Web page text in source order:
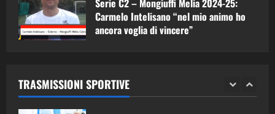
Carmelo Intelisano “nel mio animo ho
ancora voglia di vincere”
TRASMISSIONI SPORTIVE
1 08/05/2026
2 28/04/2026